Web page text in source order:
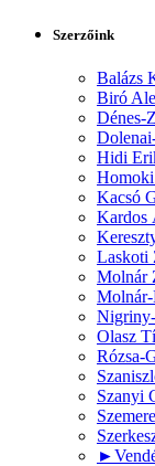
Szerzőink
Balázs
Biró
Dénes-
Hidi
Kacsó
Kardos
Laskoti
Molnár
Olasz
Rózsa-
Szanyi
►